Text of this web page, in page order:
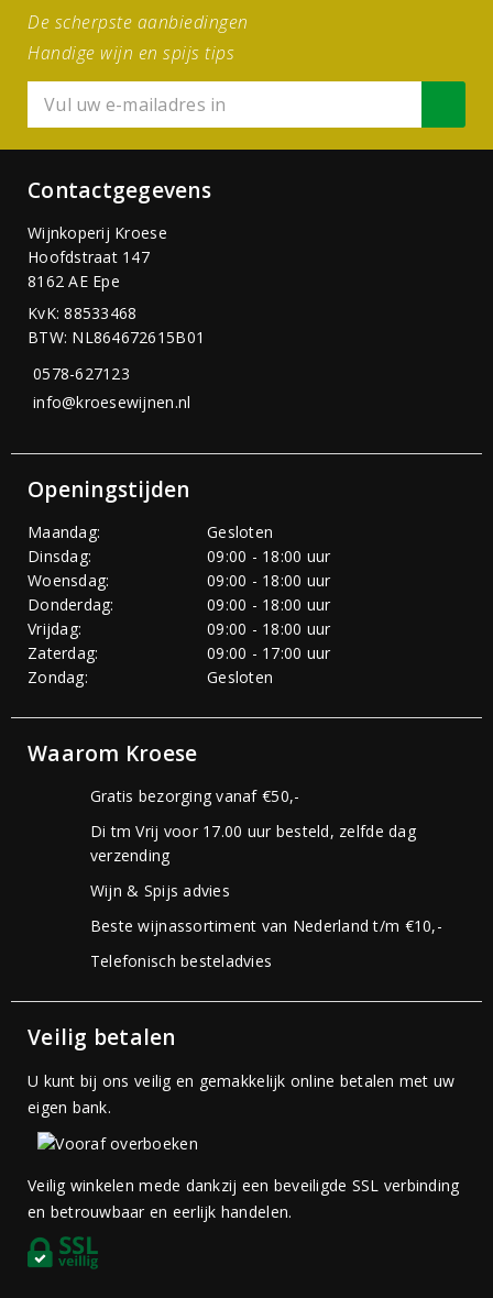
De scherpste aanbiedingen
Handige wijn en spijs tips
Contactgegevens
Wijnkoperij Kroese
Hoofdstraat 147
8162 AE Epe
KvK: 88533468
BTW: NL864672615B01
0578-627123
info@kroesewijnen.nl
Openingstijden
Maandag:
Gesloten
Dinsdag:
09:00 - 18:00 uur
Woensdag:
09:00 - 18:00 uur
Donderdag:
09:00 - 18:00 uur
Vrijdag:
09:00 - 18:00 uur
Zaterdag:
09:00 - 17:00 uur
Zondag:
Gesloten
Waarom Kroese
Gratis bezorging vanaf €50,-
Di tm Vrij voor 17.00 uur besteld, zelfde dag
verzending
Wijn & Spijs advies
Beste wijnassortiment van Nederland t/m €10,-
Telefonisch besteladvies
Veilig betalen
U kunt bij ons veilig en gemakkelijk online betalen met uw
eigen bank.
Veilig winkelen mede dankzij een beveiligde SSL verbinding
en betrouwbaar en eerlijk handelen.